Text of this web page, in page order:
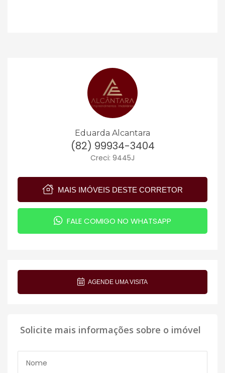
Eduarda Alcantara
(82) 99934-3404
Creci: 9445J
MAIS IMÓVEIS DESTE CORRETOR
FALE COMIGO NO WHATSAPP
AGENDE UMA VISITA
Solicite mais informações sobre o imóvel